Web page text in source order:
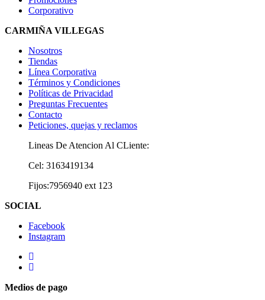
Corporativo
CARMIÑA VILLEGAS
Nosotros
Tiendas
Línea Corporativa
Términos y Condiciones
Políticas de Privacidad
Preguntas Frecuentes
Contacto
Peticiones, quejas y reclamos
Lineas De Atencion Al CLiente:
Cel: 3163419134
Fijos:7956940 ext 123
SOCIAL
Facebook
Instagram
Medios de pago